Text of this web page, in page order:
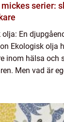
mickes serier:
olja: En
Ekologisk olja
inom hälsa och
Men vad är